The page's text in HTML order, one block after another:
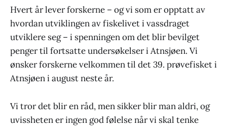
Hvert år lever forskerne – og vi som er opptatt av
hvordan utviklingen av fiskelivet i vassdraget
utviklere seg – i spenningen om det blir bevilget
penger til fortsatte undersøkelser i Atnsjøen. Vi
ønsker forskerne velkommen til det 39. prøvefisket i
Atnsjøen i august neste år.
Vi tror det blir en råd, men sikker blir man aldri, og
uvissheten er ingen god følelse når vi skal tenke